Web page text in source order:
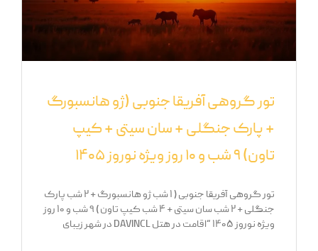
تور گروهی آفریقا جنوبی (ژو هانسبورگ
+ پارک جنگلی + سان سیتی + کیپ
تاون) ۹ شب و ۱۰ روز ویژه نوروز ۱۴۰۵
تور گروهی آفریقا جنوبی ( ۱ شب ژو هانسبورگ + ۲ شب پارک
جنگلی + ۲ شب سان سیتی + ۴ شب کیپ تاون ) ۹ شب و ۱۰ روز
ویژه نوروز ۱۴۰۵ “اقامت در هتل DAVINCL در شهر زیبای